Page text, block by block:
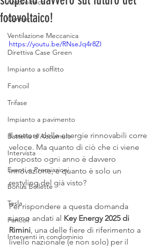
Fotovoltaico
Cantieri
Ventilazione Meccanica
Direttiva Case Green
Impianto a soffitto
Fancoil
Trifase
Impianto a pavimento
Batteria d'Accumulo
Intervista
Eventi e Premiazioni
Bonus Bollette
Tesla
Fancoil
Interventi in condominio
fotovoltaico!
https://youtu.be/RNseJq4r8ZI
Il settore delle energie rinnovabili corre
veloce. Ma quanto di ciò che ci viene
proposto ogni anno è davvero
innovazione, e quanto è solo un
restyling del già visto?
Per rispondere a questa domanda
siamo andati al Key Energy 2025 di
Rimini , una delle fiere di riferimento a
livello nazionale (e non solo) per il